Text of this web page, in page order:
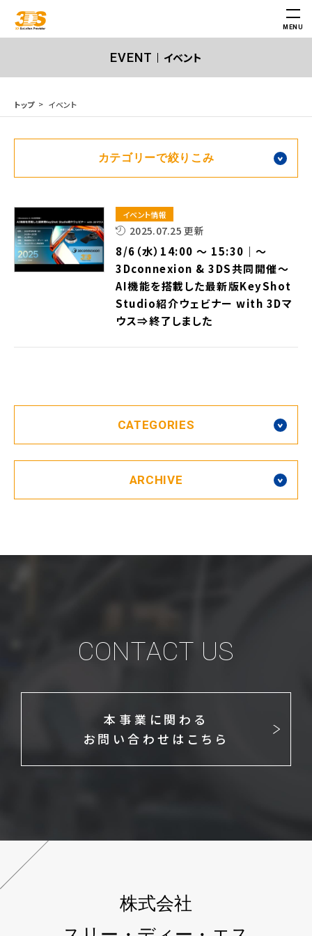
MENU
EVENT イベント
トップ イベント
イベント情報
2025.07.25 更新
8/6（水）14:00 ～ 15:30｜～
3Dconnexion & 3DS共同開催～
AI機能を搭載した最新版KeyShot
Studio紹介ウェビナー with 3Dマ
ウス⇒終了しました
CATEGORIES
ARCHIVE
CONTACT US
本事業に関わる
お問い合わせはこちら
株式会社